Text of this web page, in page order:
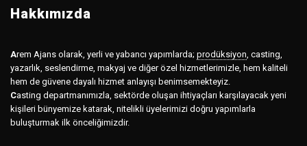
Hakkımızda
Arem Ajans olarak, yerli ve yabancı yapımlarda; prodüksiyon, casting,
yazarlık, seslendirme, makyaj ve diğer özel hizmetlerimizle, hem kaliteli
hem de güvene dayalı hizmet anlayışı benimsemekteyiz.
Casting departmanımızla, sektörde oluşan ihtiyaçları karşılayacak yeni
kişileri bünyemize katarak, nitelikli üyelerimizi doğru yapımlarla
buluşturmak ilk önceliğimizdir.